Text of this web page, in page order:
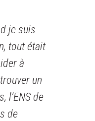
je suis
tout était
à
un
l’ENS de
de